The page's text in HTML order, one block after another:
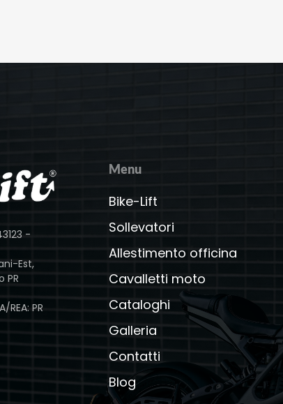
-
Est,
PR
REA: PR
Menu
Bike-Lift
Sollevatori
Allestimento officina
Cavalletti moto
Cataloghi
Galleria
Contatti
Blog